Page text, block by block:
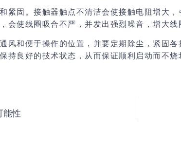
紧固 。接触器触点不清洁会使接触电阻增大
会使线圈吸合不严，并发出强烈噪音，增大线
风和便于操作的位置，并要定期除尘，紧固
持良好的技术状态，从而保证顺利启动而不烧
能性